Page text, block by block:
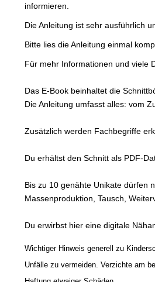
informieren.
Die Anleitung ist sehr ausführlich
Bitte lies die Anleitung einmal
Für mehr Informationen und viele
Das E-Book beinhaltet die
Die Anleitung umfasst alles: vom
Zusätzlich werden Fachbegriffe
Du erhältst den Schnitt als PDF-
Bis zu 10 genähte Unikate dürfen
Massenproduktion, Tausch,
Du erwirbst hier eine digitale
Wichtiger Hinweis generell zu
Unfälle zu vermeiden. Verzichte am